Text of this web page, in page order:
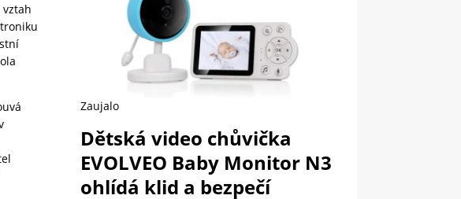
Zaujalo
Dětská video chůvička
EVOLVEO Baby Monitor N3
ohlídá klid a bezpečí